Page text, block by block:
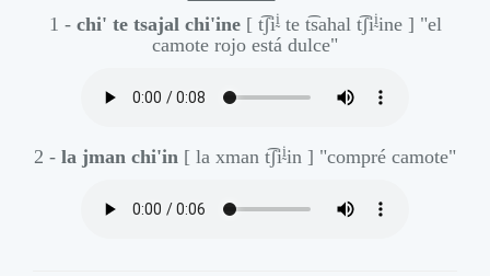
1 - chi' te tsajal chi'ine [ t͡ʃiḭte t͡sahal t͡ʃiḭine ] "el
camote rojo está dulce"
2 - la jman chi'in [ la xman t͡ʃiḭin ] "compré camote"